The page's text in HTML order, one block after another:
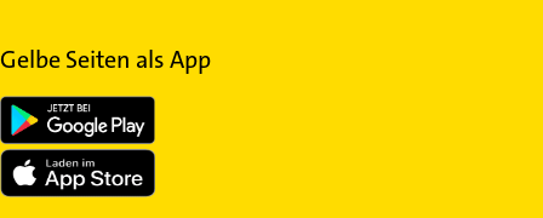
Gelbe Seiten als App